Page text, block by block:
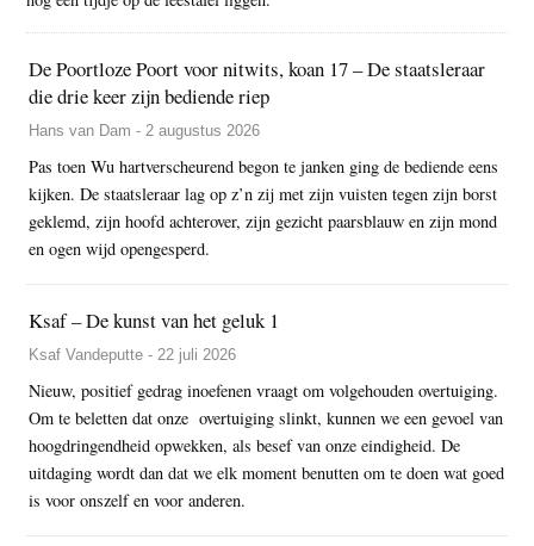
De Poortloze Poort voor nitwits, koan 17 – De staatsleraar
die drie keer zijn bediende riep
Hans van Dam - 2 augustus 2026
Pas toen Wu hartverscheurend begon te janken ging de bediende eens
kijken. De staatsleraar lag op z’n zij met zijn vuisten tegen zijn borst
geklemd, zijn hoofd achterover, zijn gezicht paarsblauw en zijn mond
en ogen wijd opengesperd.
Ksaf – De kunst van het geluk 1
Ksaf Vandeputte - 22 juli 2026
Nieuw, positief gedrag inoefenen vraagt om volgehouden overtuiging.
Om te beletten dat onze overtuiging slinkt, kunnen we een gevoel van
hoogdringendheid opwekken, als besef van onze eindigheid. De
uitdaging wordt dan dat we elk moment benutten om te doen wat goed
is voor onszelf en voor anderen.